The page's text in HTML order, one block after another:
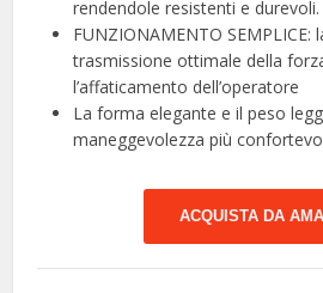
rendendole resistenti e durevoli.
FUNZIONAMENTO SEMPLICE:
trasmissione ottimale della
l’affaticamento dell’operatore
La forma elegante e il peso
maneggevolezza più
ACQUISTA DA